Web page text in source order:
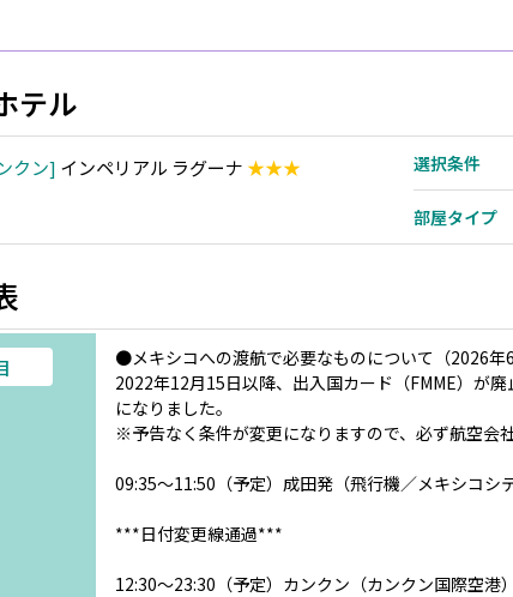
テル
クン インペリアル ラグーナ ★★★ 選択条件
部屋タイプ
●メキシコへの渡航で必要なものについて（2026年6
2022年12月15日以降、出入国カード（FMME）が
になりました。
※予告なく条件が変更になりますので、必ず航空会
09:35～11:50（予定）成田発（飛行機／メキシコシ
***日付変更線通過***
12:30～23:30（予定）カンクン（カンクン国際空港